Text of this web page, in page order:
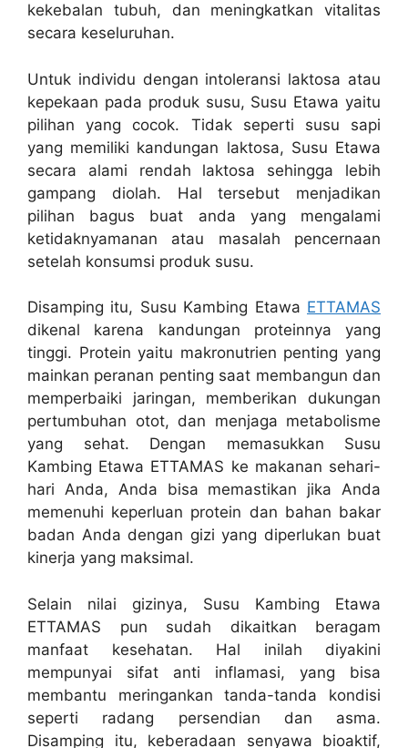
kekebalan tubuh, dan meningkatkan vitalitas
secara keseluruhan.
Untuk individu dengan intoleransi laktosa atau
kepekaan pada produk susu, Susu Etawa yaitu
pilihan yang cocok. Tidak seperti susu sapi
yang memiliki kandungan laktosa, Susu Etawa
secara alami rendah laktosa sehingga lebih
gampang diolah. Hal tersebut menjadikan
pilihan bagus buat anda yang mengalami
ketidaknyamanan atau masalah pencernaan
setelah konsumsi produk susu.
Disamping itu, Susu Kambing Etawa ETTAMAS
dikenal karena kandungan proteinnya yang
tinggi. Protein yaitu makronutrien penting yang
mainkan peranan penting saat membangun dan
memperbaiki jaringan, memberikan dukungan
pertumbuhan otot, dan menjaga metabolisme
yang sehat. Dengan memasukkan Susu
Kambing Etawa ETTAMAS ke makanan sehari-
hari Anda, Anda bisa memastikan jika Anda
memenuhi keperluan protein dan bahan bakar
badan Anda dengan gizi yang diperlukan buat
kinerja yang maksimal.
Selain nilai gizinya, Susu Kambing Etawa
ETTAMAS pun sudah dikaitkan beragam
manfaat kesehatan. Hal inilah diyakini
mempunyai sifat anti inflamasi, yang bisa
membantu meringankan tanda-tanda kondisi
seperti radang persendian dan asma.
Disamping itu, keberadaan senyawa bioaktif,